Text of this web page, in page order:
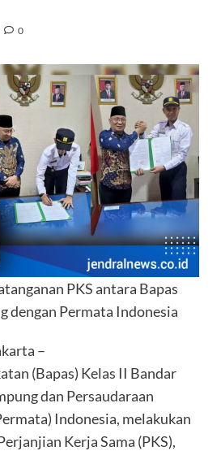
0
PKS antara Bapas
dengan Permata Indonesia
–
(Bapas) Kelas II Bandar
dan Persaudaraan
Indonesia, melakukan
Kerja Sama (PKS),